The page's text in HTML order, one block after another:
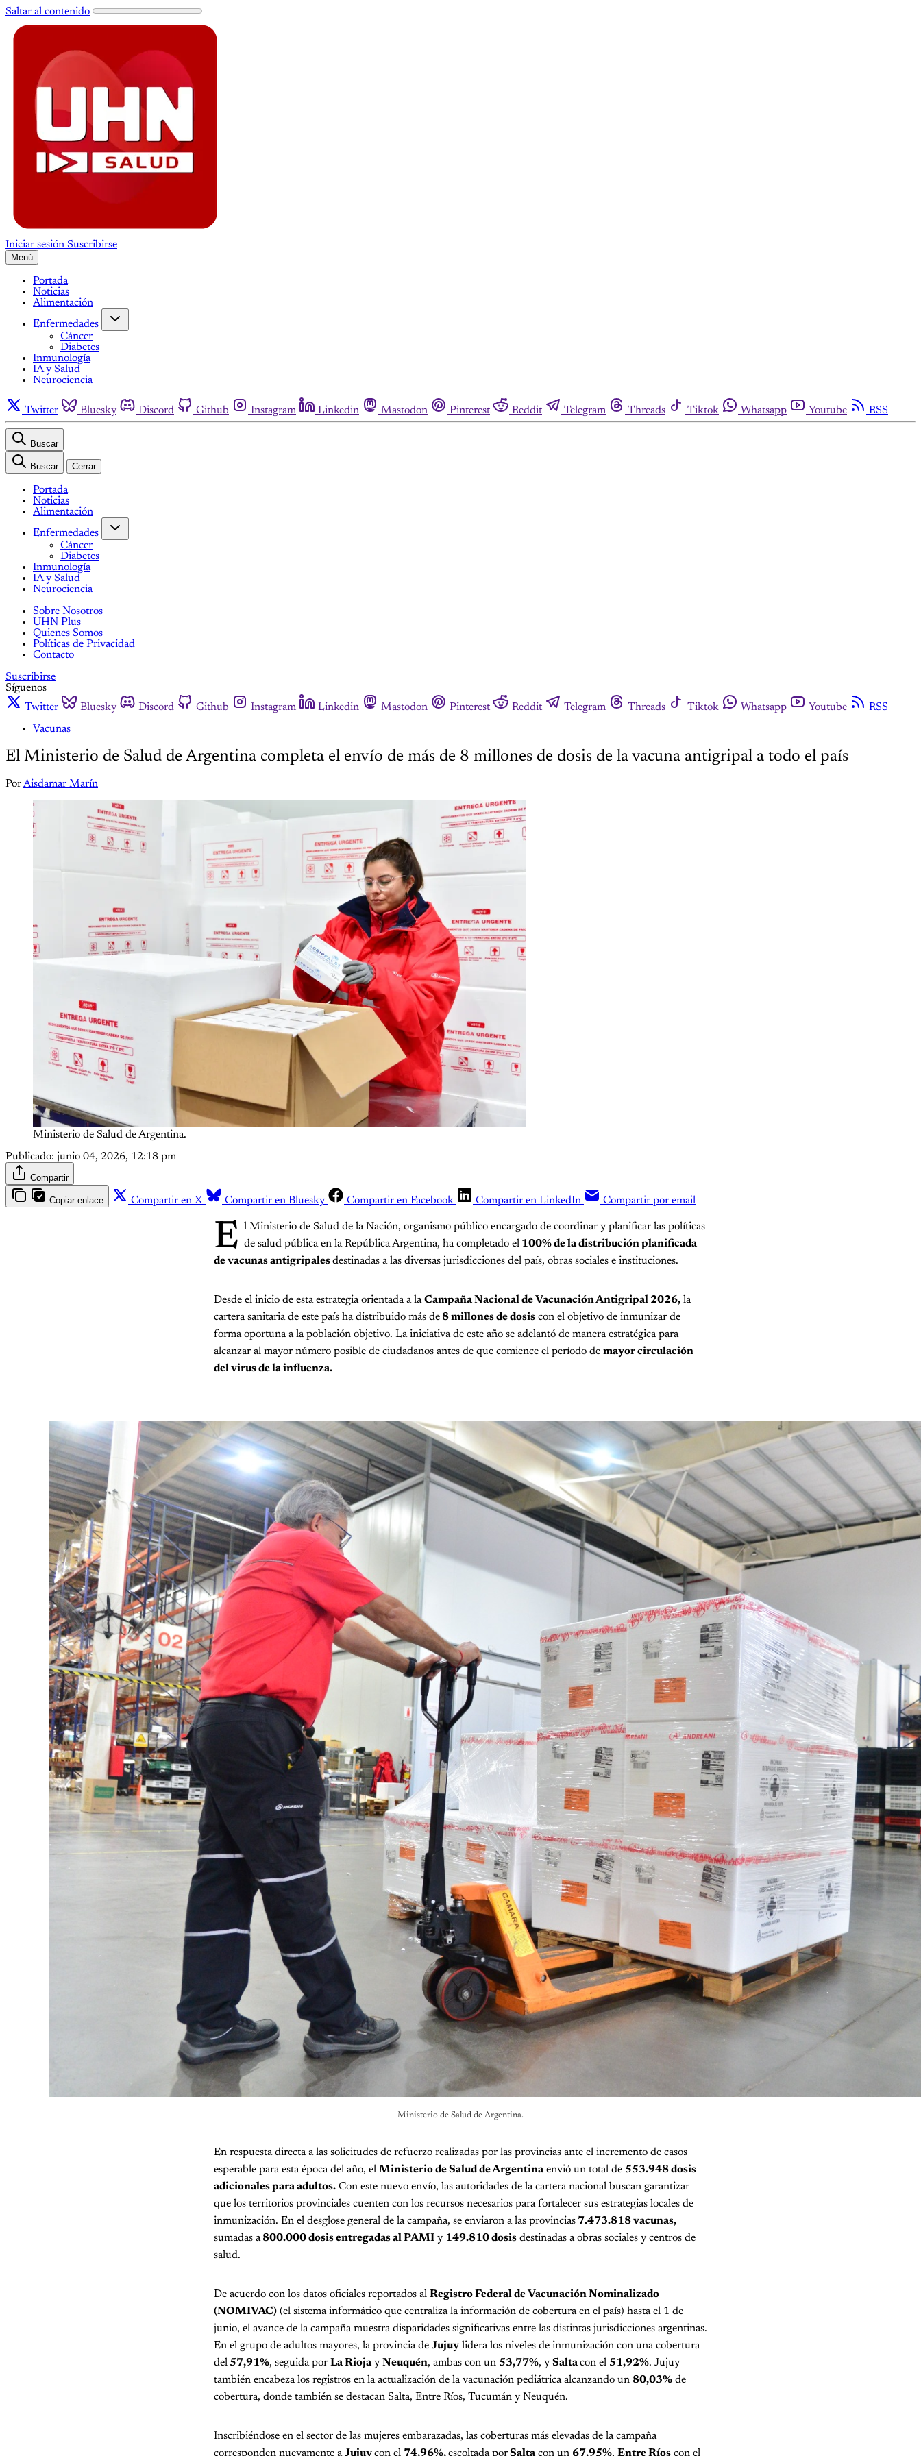
Saltar al contenido
Iniciar sesión Suscribirse
Menú
Portada
Noticias
Alimentación
Enfermedades
Cáncer
Diabetes
Inmunología
IA y Salud
Neurociencia
Twitter Bluesky Discord Github Instagram Linkedin Mastodon Pinterest Reddit Telegram Threads Tiktok Whatsapp Youtube RSS
Buscar
Buscar Cerrar
Portada
Noticias
Alimentación
Enfermedades
Cáncer
Diabetes
Inmunología
IA y Salud
Neurociencia
Sobre Nosotros
UHN Plus
Quienes Somos
Políticas de Privacidad
Contacto
Suscribirse
Síguenos
Twitter
Bluesky Discord Github Instagram Linkedin Mastodon Pinterest Reddit Telegram Threads Tiktok Whatsapp Youtube
RSS
Vacunas
El Ministerio de Salud de Argentina completa el envío de más de 8 millones de dosis de la vacuna antigripal a todo el país
PorAisdamar Marín
Ministerio de Salud de Argentina.
Publicado: junio 04, 2026, 12:18 pm
Compartir
Copiar enlace Compartir en X Compartir en Bluesky Compartir en Facebook Compartir en LinkedIn Compartir por email
E l Ministerio de Salud de la Nación, organismo público encargado de coordinar y planificar las políticas
de salud pública en la República Argentina, ha completado el 100% de la distribución planificada
de vacunas antigripalesdestinadas a las diversas jurisdicciones del país, obras sociales e instituciones.
Desde el inicio de esta estrategia orientada a laCampaña Nacional de Vacunación Antigripal 2026, la
cartera sanitaria de este país ha distribuido más de 8 millones de dosis con el objetivo de inmunizar de
forma oportuna a la población objetivo. La iniciativa de este año se adelantó de manera estratégica para
alcanzar al mayor número posible de ciudadanos antes de que comience el período de mayor circulación
del virus de la influenza.
Ministerio de Salud de Argentina.
En respuesta directa a las solicitudes de refuerzo realizadas por las provincias ante el incremento de casos
esperable para esta época del año, el Ministerio de Salud de Argentina envió un total de 553.948 dosis
adicionales para adultos. Con este nuevo envío, las autoridades de la cartera nacional buscan garantizar
que los territorios provinciales cuenten con los recursos necesarios para fortalecer sus estrategias locales de
inmunización. En el desglose general de la campaña, se enviaron a las provincias 7.473.818 vacunas,
sumadas a800.000 dosis entregadas al PAMI y 149.810 dosis destinadas a obras sociales y centros de
salud.
De acuerdo con los datos oficiales reportados al Registro Federal de Vacunación Nominalizado
(NOMIVAC) (el sistema informático que centraliza la información de cobertura en el país) hasta el 1 de
junio, el avance de la campaña muestra disparidades significativas entre las distintas jurisdicciones argentinas.
En el grupo de adultos mayores, la provincia de Jujuy lidera los niveles de inmunización con una cobertura
del 57,91%, seguida por La Rioja y Neuquén, ambas con un 53,77%, y Saltacon el 51,92%. Jujuy
también encabeza los registros en la actualización de la vacunación pediátrica alcanzando un 80,03% de
cobertura, donde también se destacan Salta, Entre Ríos, Tucumán y Neuquén.
Inscribiéndose en el sector de las mujeres embarazadas, las coberturas más elevadas de la campaña
corresponden nuevamente aJujuycon el 74,96%,escoltada porSalta con un 67,95%, Entre Ríos con el